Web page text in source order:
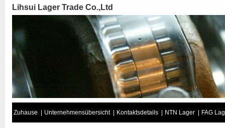
Lihsui Lager Trade Co.,Ltd
Zuhause Unternehmensübersicht Kontaktsdetails NTN Lager FAG